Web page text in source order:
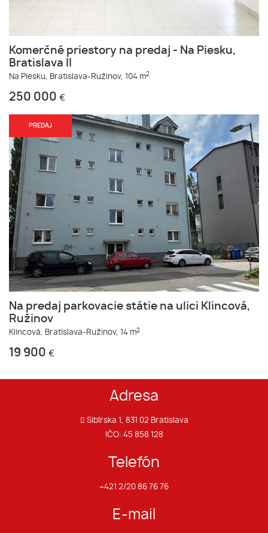
Komerčné priestory na predaj - Na Piesku,
Bratislava II
Na Piesku, Bratislava-Ružinov, 104 m2
250 000 €
PREDAJ
Na predaj parkovacie státie na ulici Klincová,
Ružinov
Klincová, Bratislava-Ružinov, 14 m2
19 900 €
Adresa
Sibírska 1, 831 02 Bratislava
IČO: 45 858 128
Telefón
+421 2/20 86 76 76
E-mail